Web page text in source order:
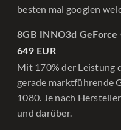
besten mal googlen
8GB INNO3d GeForce
649 EUR
Mit 170% der Leistung
gerade marktführende
1080. Je nach
und darüber.